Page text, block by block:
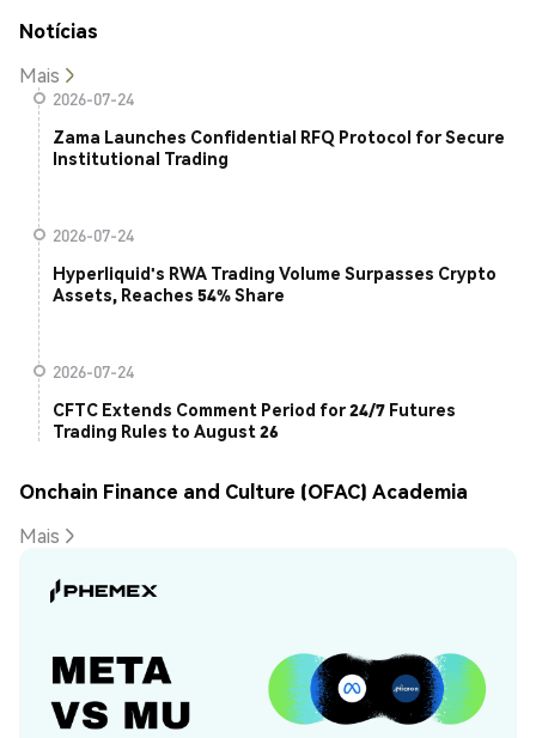
Notícias
Mais
2026-07-24
Zama Launches Confidential RFQ Protocol for Secure
Institutional Trading
2026-07-24
Hyperliquid's RWA Trading Volume Surpasses Crypto
Assets, Reaches 54% Share
2026-07-24
CFTC Extends Comment Period for 24/7 Futures
Trading Rules to August 26
Onchain Finance and Culture (OFAC) Academia
Mais